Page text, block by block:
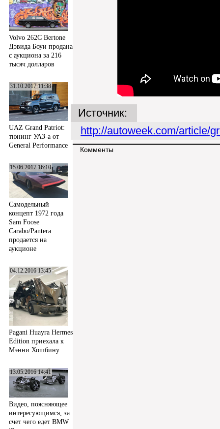
Volvo 262C Bertone
Дэвида Боуи продана
с аукциона за 216
тысяч долларов
31.10.2017 11:38
UAZ Grand Patriot:
тюнинг УАЗ-а от
General Performance
15.06.2017 16:10
Самодельный
концепт 1972 года
Sam Foose
Carabo/Pantera
продается на
аукционе
04.12.2016 13:45
Pagani Huayra Hermes
Edition приехала к
Мэнни Хошбину
13.05.2016 14:41
Видео, поясняющее
интересующимся, за
счет чего едет BMW
Источник:
http://autoweek.com/article/
Комменты